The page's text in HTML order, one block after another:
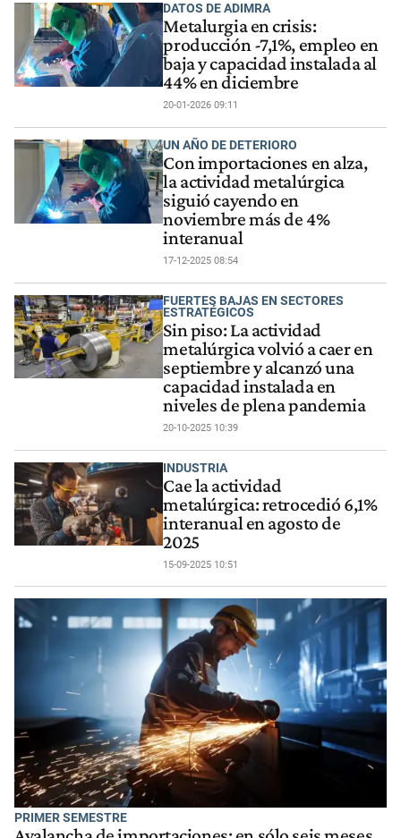
DATOS DE ADIMRA
Metalurgia en crisis:
producción -7,1%, empleo en
baja y capacidad instalada al
44% en diciembre
20-01-2026 09:11
UN AÑO DE DETERIORO
Con importaciones en alza,
la actividad metalúrgica
siguió cayendo en
noviembre más de 4%
interanual
17-12-2025 08:54
FUERTES BAJAS EN SECTORES
ESTRATÉGICOS
Sin piso: La actividad
metalúrgica volvió a caer en
septiembre y alcanzó una
capacidad instalada en
niveles de plena pandemia
20-10-2025 10:39
INDUSTRIA
Cae la actividad
metalúrgica: retrocedió 6,1%
interanual en agosto de
2025
15-09-2025 10:51
PRIMER SEMESTRE